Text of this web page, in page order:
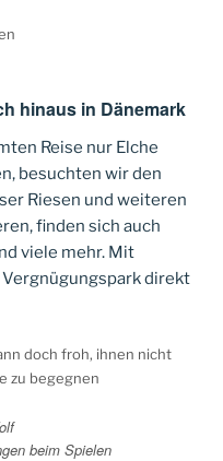
hinaus in Dänemark
Reise nur Elche
besuchten wir den
Riesen und weiteren
finden sich auch
viele mehr. Mit
direkt
doch froh, ihnen nicht
zu begegnen
beim Spielen